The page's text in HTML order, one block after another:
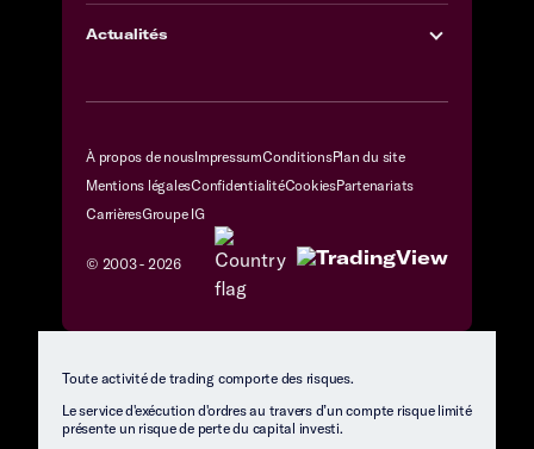
Actualités
À propos de nousImpressumConditionsPlan du site
Mentions légalesConfidentialitéCookiesPartenariats
CarrièresGroupe IG
© 2003 - 2026
Toute activité de trading comporte des risques.
Le service d'exécution d'ordres au travers d’un compte risque limité
présente un risque de perte du capital investi.